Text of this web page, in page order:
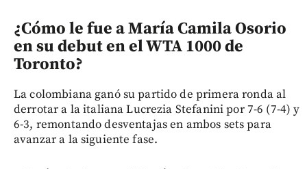
¿Cómo le fue a María Camila Osorio
en su debut en el WTA 1000 de
Toronto?
La colombiana ganó su partido de primera ronda al
derrotar a la italiana Lucrezia Stefanini por 7-6 (7-4) y
6-3, remontando desventajas en ambos sets para
avanzar a la siguiente fase.